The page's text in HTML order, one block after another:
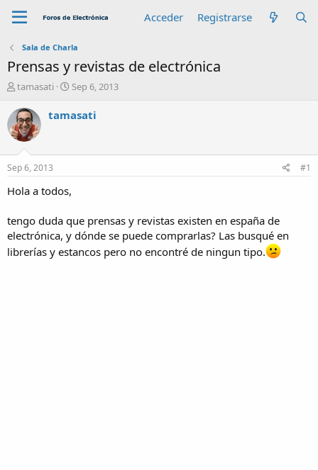
Acceder Registrarse
Sala de Charla
Prensas y revistas de electrónica
A
t
o
r
tamasati
F
c
i
o
Sep 6, 2013
tamasati
Sep 6, 2013 #1
Hola a todos,
tengo duda que prensas y revistas existen en españa de
electrónica, y dónde se puede comprarlas? Las busqué en
librerías y estancos pero no encontré de ningun tipo.